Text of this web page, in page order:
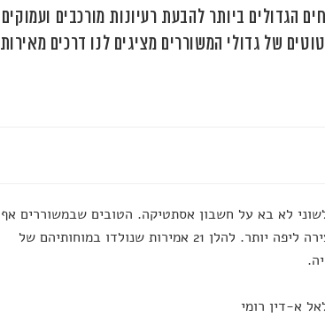
הגדולים ביותר להבעת רעיונות מורכבים ועמוקים
של גדולי המשוררים מציגים לנו דרכים מאירות
לא בא על חשבון אסתטיקה. הטובים שבמשוררים אף
עשו את ההיפך: ככל שהמעיטו במילים כך הפכה היצירה ליפה יותר. להלן 21 אמירות שנולדו במוחותיהם של
א-דין רומי